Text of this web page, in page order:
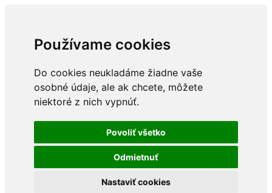
Používame cookies
Do cookies neukladáme žiadne vaše
osobné údaje, ale ak chcete, môžete
niektoré z nich vypnúť.
Povoliť všetko
Odmietnuť
Nastaviť cookies